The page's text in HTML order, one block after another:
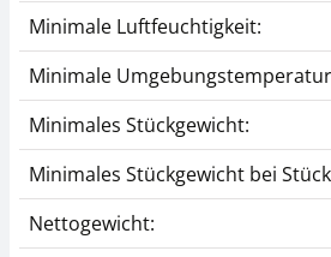
Minimale Luftfeuchtigkeit:
Minimale
Minimales Stückgewicht:
Minimales Stückgewicht bei
Nettogewicht: